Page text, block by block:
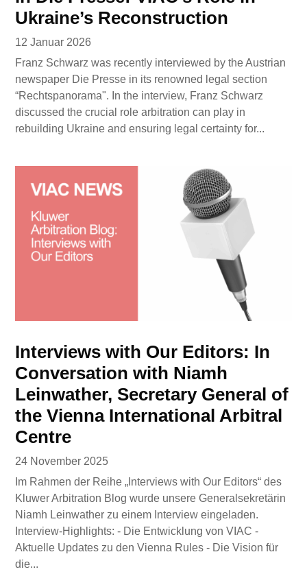
Ukraine’s Reconstruction
12 Januar 2026
Franz Schwarz was recently interviewed by the Austrian
newspaper Die Presse in its renowned legal section
“Rechtspanorama". In the interview, Franz Schwarz
discussed the crucial role arbitration can play in
rebuilding Ukraine and ensuring legal certainty for...
Interviews with Our Editors: In
Conversation with Niamh
Leinwather, Secretary General of
the Vienna International Arbitral
Centre
24 November 2025
Im Rahmen der Reihe „Interviews with Our Editors“ des
Kluwer Arbitration Blog wurde unsere Generalsekretärin
Niamh Leinwather zu einem Interview eingeladen.
Interview-Highlights: - Die Entwicklung von VIAC -
Aktuelle Updates zu den Vienna Rules - Die Vision für
die...